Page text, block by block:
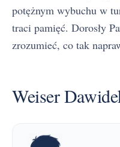
potężnym wybuchu w
traci pamięć. Dorosły
zrozumieć, co tak
Weiser